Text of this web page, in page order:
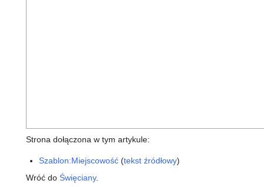
Strona dołączona w tym artykule:
Szablon:Miejscowość (tekst źródłowy)
Wróć do Święciany.